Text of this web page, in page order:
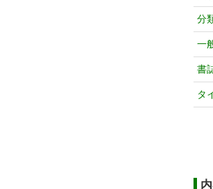
分
一
書
タ